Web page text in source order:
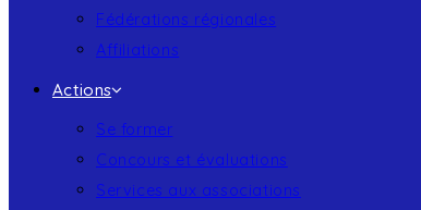
Fédérations régionales
Affiliations
Actions
Se former
Concours et évaluations
Services aux associations